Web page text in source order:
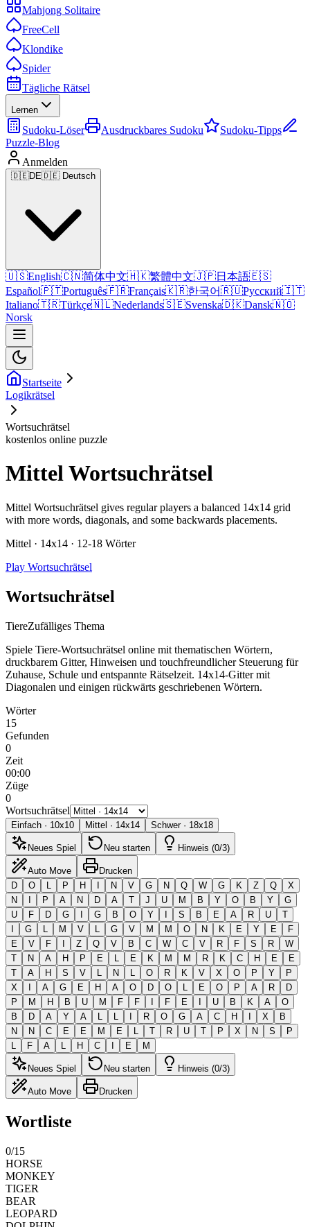
Mahjong Solitaire
FreeCell
Klondike
Spider
Tägliche Rätsel
Lernen
Sudoku-Löser Ausdruckbares Sudoku
Sudoku-Tipps
Puzzle-Blog
Anmelden
🇩🇪DE🇩🇪 Deutsch
🇺🇸English🇨🇳简体中文🇭🇰繁體中文🇯🇵日本語🇪🇸
Español🇵🇹Português🇫🇷Français🇰🇷한국어🇷🇺Русский🇮🇹
Italiano🇹🇷Türkçe🇳🇱Nederlands🇸🇪Svenska🇩🇰Dansk🇳🇴
Norsk
Startseite
Logikrätsel
Wortsuchrätsel
kostenlos online puzzle
Mittel Wortsuchrätsel
Mittel Wortsuchrätsel gives regular players a balanced 14x14 grid
with more words, diagonals, and some backwards placements.
Mittel · 14x14 · 12-18 Wörter
Play Wortsuchrätsel
Wortsuchrätsel
TiereZufälliges Thema
Spiele Tiere-Wortsuchrätsel online mit thematischen Wörtern,
druckbarem Gitter, Hinweisen und touchfreundlicher Steuerung für
Zuhause, Schule und entspannte Rätselzeit. 14x14-Gitter mit
Diagonalen und einigen rückwärts geschriebenen Wörtern.
Wörter
15
Gefunden
0
Zeit
00:00
Züge
0
Wortsuchrätsel
Einfach · 10x10 Mittel · 14x14 Schwer· 18x18
Neues Spiel Neu starten Hinweis (0/3)
Auto Move
Drucken
D
O L P H I N V G N Q W G K Z Q
X
N
I P A N D A T J U M B Y O B Y
G
U
F D G I G B O Y I S B E A R U
T
I
G L M V L G V M M O N K E Y E
F
E
V F I Z Q V B C W C V R F S R
W
T
N A H P E L E K M M R K C H E
E
T
A H S V L N L O R K V X O P Y
P
X
I A G E H A O D O L E O P A R
D
P
M H B U M F F I F E I U B K A
O
B
D A Y A L L I R O G A C H I X
B
N
N C E E M E L T R U T P X N S
P
L
F A L H C I E M
Neues Spiel Neu starten Hinweis (0/3)
Auto Move Drucken
Wortliste
0/15
HORSE
MONKEY
TIGER
BEAR
LEOPARD